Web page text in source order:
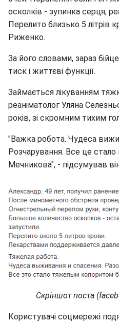
осколків - зупинка серця,
Перелито близько 5 літрів
Риженко.
За його словами, зараз
тиск і життєві функції.
Займається лікуванням
реаніматолог Уляна
років, зі скромним тихим
"Важка робота. Чудеса
Розчарування. Все це
Мечникова", - підсумував
Скріншот поста
Користувачі соцмережі